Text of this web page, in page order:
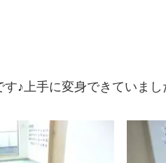
す♪上手に変身できていまし